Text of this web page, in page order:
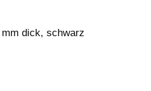
dick, schwarz